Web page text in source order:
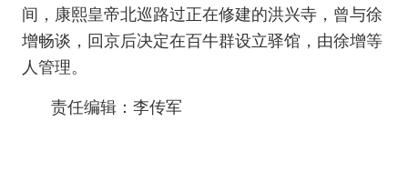
间，康熙皇帝北巡路过正在修建的洪兴寺，曾与徐
增畅谈，回京后决定在百牛群设立驿馆，由徐增等
人管理。
责任编辑：李传军